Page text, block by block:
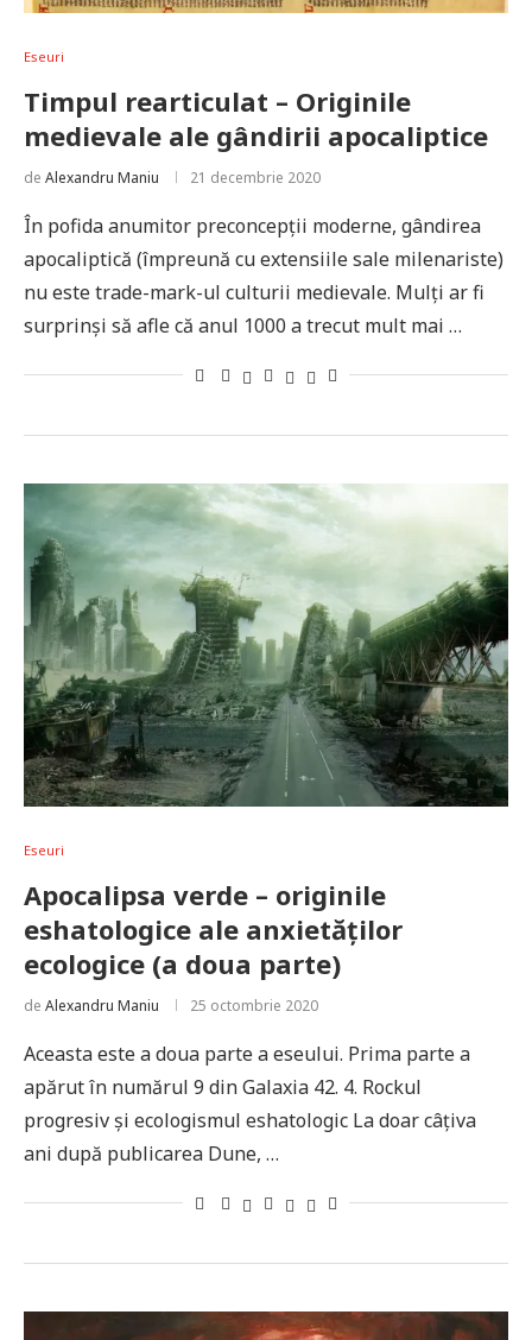
Eseuri
Timpul rearticulat – Originile
medievale ale gândirii apocaliptice
de Alexandru Maniu 21 decembrie 2020
În pofida anumitor preconcepții moderne, gândirea
apocaliptică (împreună cu extensiile sale milenariste)
nu este trade-mark­-ul culturii medievale. Mulți ar fi
surprinși să afle că anul 1000 a trecut mult mai …
Eseuri
Apocalipsa verde – originile
eshatologice ale anxietăților
ecologice (a doua parte)
de Alexandru Maniu 25 octombrie 2020
Aceasta este a doua parte a eseului. Prima parte a
apărut în numărul 9 din Galaxia 42. 4. Rockul
progresiv și ecologismul eshatologic La doar câțiva
ani după publicarea Dune, …